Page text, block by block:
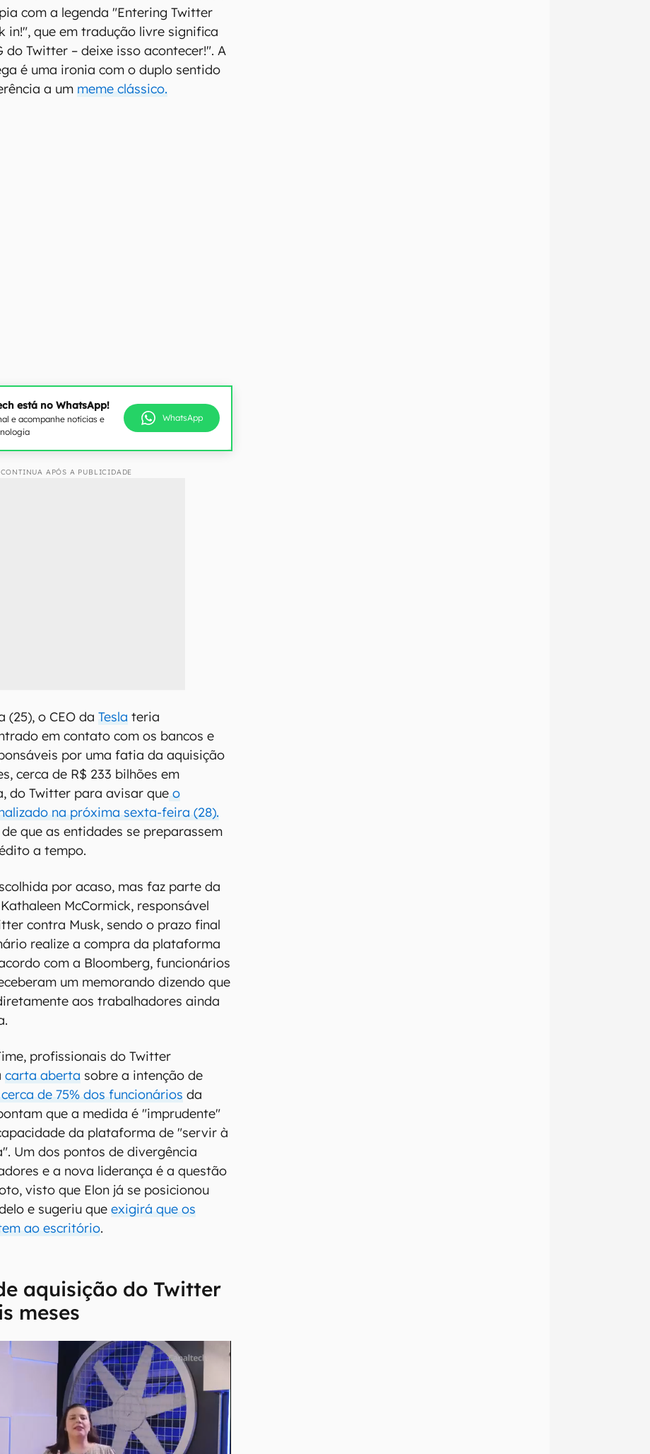
com a legenda "Entering Twitter
in!", que em tradução livre significa
do Twitter – deixe isso acontecer!". A
é uma ironia com o duplo sentido
a um meme clássico.
está no WhatsApp!
e acompanhe notícias e
WhatsApp
CONTINUA APÓS A PUBLICIDADE
(25), o CEO daTesla teria
em contato com os bancos e
por uma fatia da aquisição
cerca de R$ 233 bilhões em
do Twitter para avisar que o
na próxima sexta-feira (28).
que as entidades se preparassem
a tempo.
por acaso, mas faz parte da
McCormick, responsável
contra Musk, sendo o prazo final
realize a compra da plataforma
com a Bloomberg, funcionários
um memorando dizendo que
aos trabalhadores ainda
profissionais do Twitter
carta aberta sobre a intenção de
de 75% dos funcionários da
que a medida é "imprudente"
da plataforma de "servir à
Um dos pontos de divergência
e a nova liderança é a questão
visto que Elon já se posicionou
e sugeriu queexigirá que os
ao escritório.
aquisição do Twitter
meses